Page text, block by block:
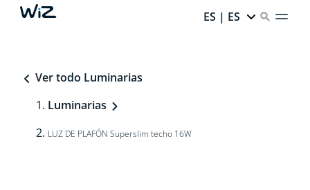
ES | ES
Ver todo Luminarias
Luminarias
LUZ DE PLAFÓN Superslim techo 16W